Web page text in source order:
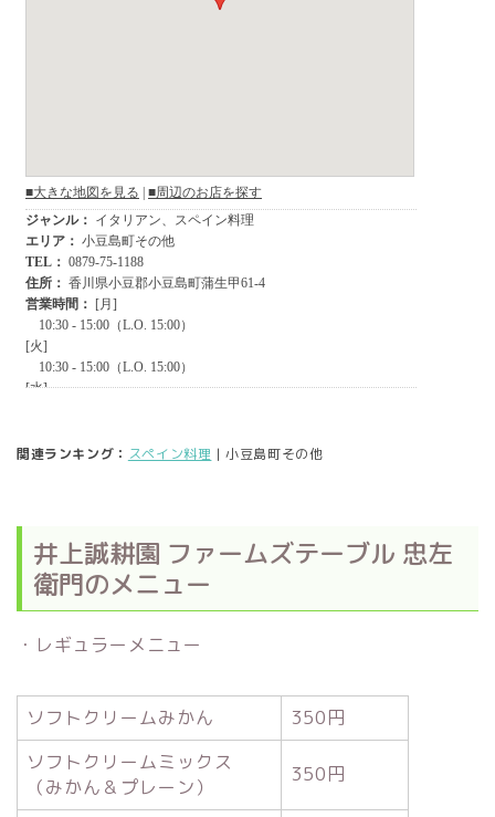
関連ランキング： スペイン料理 | 小豆島町その他
井上誠耕園 ファームズテーブル 忠左
衛門のメニュー
・レギュラーメニュー
ソフトクリームみかん
350円
ソフトクリームミックス
（みかん＆プレーン）
350円